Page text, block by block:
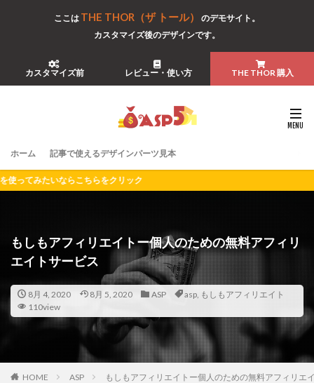
ここは THE THOR（ザ トール）
のデモサイト。
カスタマイズ後のデザインです。
THE THOR 購入
レビュー・使い方
カスタマイズ前
ホーム 記事で使えるデザインパーツ見本
をクリック
もしもアフィリエイトー個人のための無料アフィリ
エイトサービス
8月 4, 2020 8月 5, 2020 ASP asp, もしもアフィリエイト
110view
HOME ASP もしもアフィリエイトー個人のための無料アフィリエ